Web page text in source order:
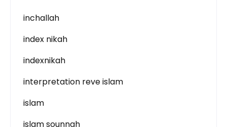
inchallah
index nikah
indexnikah
interpretation reve islam
islam
islam sounnah